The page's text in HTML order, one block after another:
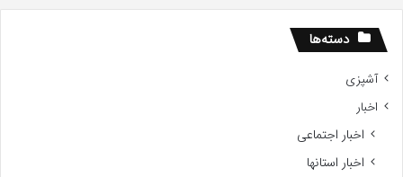
در
باکس
آفیس
اکران
دسته‌ها
آشپزی
اخبار
اخبار اجتماعی
اخبار استانها